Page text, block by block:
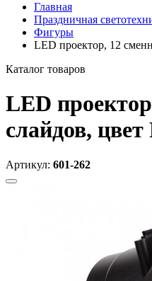
Главная
Праздничная
Фигуры
LED проектор, 12
Каталог товаров
LED
слайдов,
Артикул: 601-262